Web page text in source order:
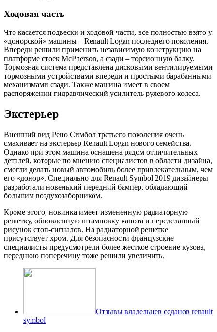
Ходовая часть
Что касается подвески и ходовой части, все полностью взято у
«донорской» машины – Renault Logan последнего поколения.
Впереди решили применить независимую конструкцию на
платформе стоек McPherson, а сзади – торсионную балку.
Тормозная система представлена дисковыми вентилируемыми
тормозными устройствами впереди и простыми барабанными
механизмами сзади. Также машина имеет в своем
распоряжении гидравлический усилитель рулевого колеса.
Экстерьер
Внешний вид Рено Симбол третьего поколения очень
смахивает на экстерьер Renault Logan нового семейства.
Однако при этом машина оснащена рядом отличительных
деталей, которые по мнению специалистов в области дизайна,
смогли делать новый автомобиль более привлекательным, чем
его «донор». Специально для Renault Symbol 2019 дизайнеры
разработали новенький передний бампер, обладающий
большим воздухозаборником.
Кроме этого, новинка имеет измененную радиаторную
решетку, обновленную штамповку капота и переделанный
рисунок стоп-сигналов. На радиаторной решетке
присутствует хром. Для безопасности французские
специалисты предусмотрели более жесткое строение кузова,
переднюю поперечину тоже решили увеличить.
Отзывы владельцев седанов renault
symbol